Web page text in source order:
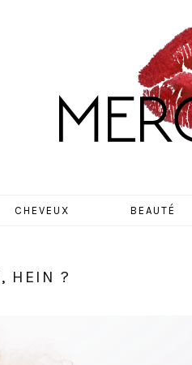
CHEVEUX BEAUTÉ
HEIN ?